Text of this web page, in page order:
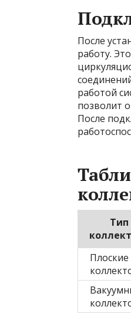
После
работу.
работой
позволит
После
Тип
Плоские